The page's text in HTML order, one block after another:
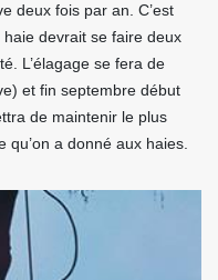
deux fois par an. C’est
haie devrait se faire deux
L’élagage se fera de
et fin septembre début
de maintenir le plus
a donné aux haies.